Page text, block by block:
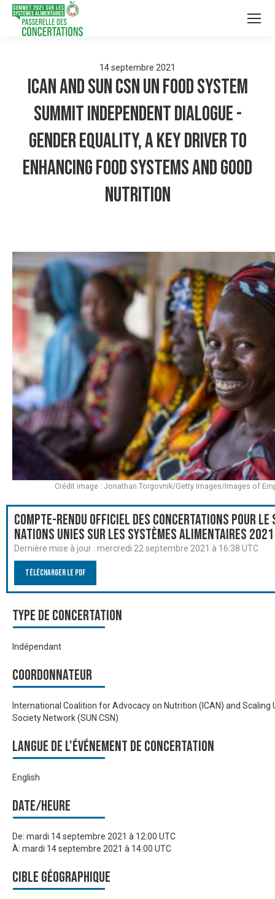
14septembre 2021
ICAN and SUN CSN UN Food System
Summit Independent Dialogue -
Gender equality, a key driver to
enhancing food systems and good
nutrition
Compte-rendu officiel des Concertations pour le
Nations Unies sur les systèmes alimentaires 2021
Dernière mise à jour : mercredi 22 septembre 2021 à 16:38 UTC
Télécharger le PDF
Type de Concertation
Indépendant
Coordonnateur
International Coalition for Advocacy on Nutrition (ICAN) and Scaling
Society Network (SUN CSN)
Langue de l'événement de Concertation
English
Date/heure
De: mardi 14 septembre 2021 à 12:00 UTC
À: mardi 14 septembre 2021 à 14:00 UTC
Cible géographique
Crédit image : Jonathan Torgovnik/Getty Images/Images of